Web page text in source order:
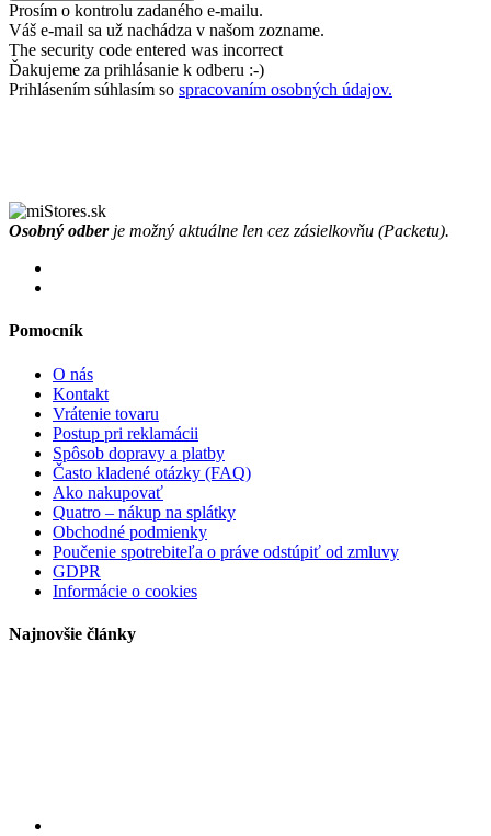
Prosím o kontrolu zadaného e-mailu.
Váš e-mail sa už nachádza v našom zozname.
The security code entered was incorrect
Ďakujeme za prihlásanie k odberu :-)
Prihlásením súhlasím so spracovaním osobných údajov.
Osobný odberje možný aktuálne len cez zásielkovňu (Packetu).
Pomocník
O nás
Kontakt
Vrátenie tovaru
Postup pri reklamácii
Spôsob dopravy a platby
Často kladené otázky (FAQ)
Ako nakupovať
Quatro – nákup na splátky
Obchodné podmienky
Poučenie spotrebiteľa o práve odstúpiť od zmluvy
GDPR
Informácie o cookies
Najnovšie články